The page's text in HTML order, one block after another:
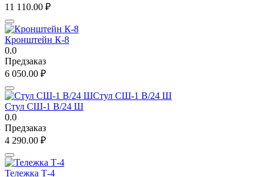
11 110.00 ₽
Кронштейн К-8
0.0
Предзаказ
6 050.00 ₽
Стул СШ-1 В/24 Ш
0.0
Предзаказ
4 290.00 ₽
Тележка Т-4